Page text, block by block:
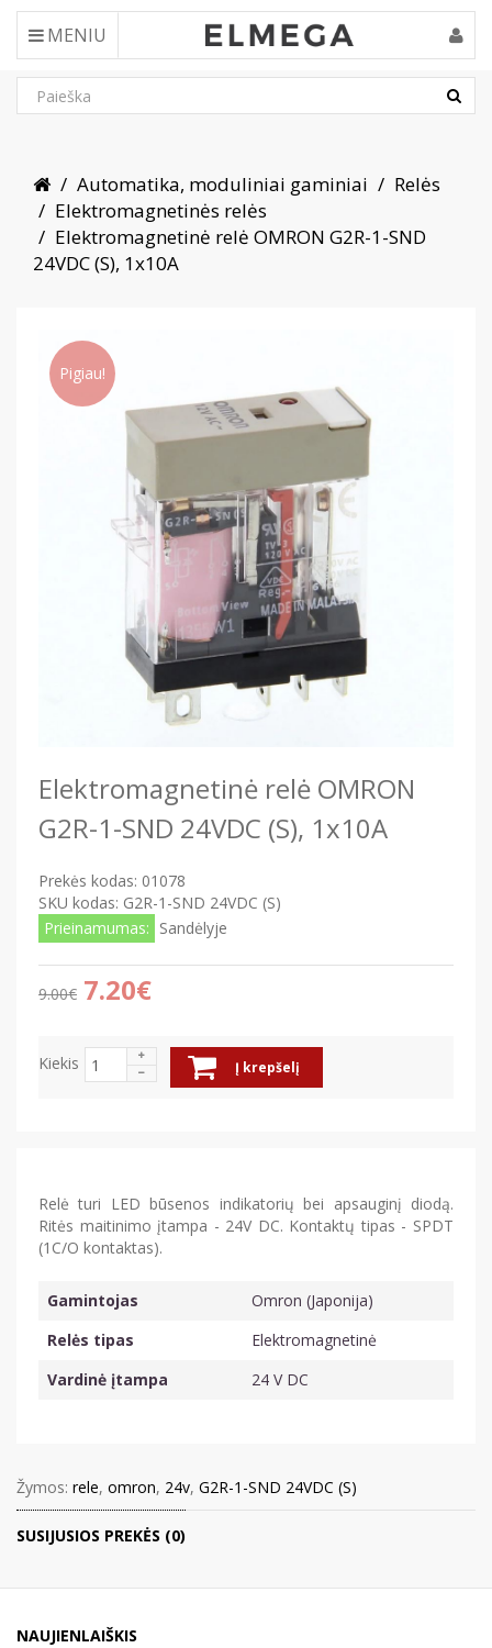
MENIU
Automatika, moduliniai gaminiai
Relės
Elektromagnetinės relės
Elektromagnetinė relė OMRON G2R-1-SND
24VDC (S), 1x10A
Pigiau!
Elektromagnetinė relė OMRON
G2R-1-SND 24VDC (S), 1x10A
Prekės kodas: 01078
SKU kodas: G2R-1-SND 24VDC (S)
Prieinamumas: Sandėlyje
9.00€ 7.20€
Kiekis Į krepšelį
Relė turi LED būsenos indikatorių bei apsauginį diodą.
Ritės maitinimo įtampa - 24V DC. Kontaktų tipas - SPDT
(1C/O kontaktas).
Gamintojas
Omron (Japonija)
Relės tipas
Elektromagnetinė
Vardinė įtampa
24 V DC
Žymos: rele, omron, 24v, G2R-1-SND 24VDC (S)
SUSIJUSIOS PREKĖS (0)
NAUJIENLAIŠKIS